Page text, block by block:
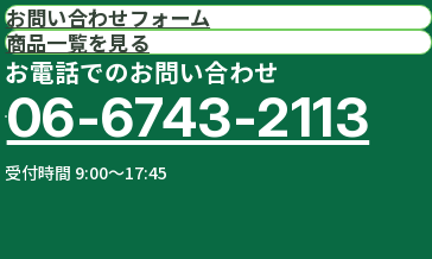
お電話でのお問い合わせ
06-6743-2113
受付時間 9:00〜17:45
お問い合わせフォーム
商品一覧を見る